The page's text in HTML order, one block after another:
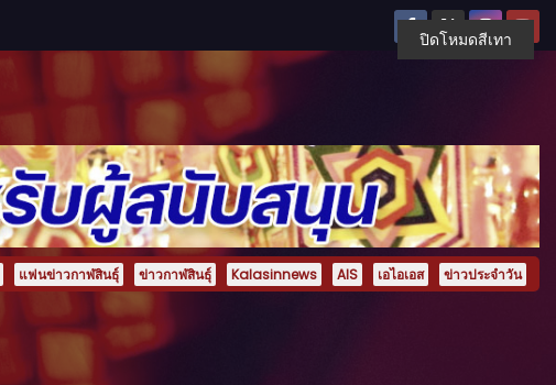
แฟนข่าวกาฬสินธุ์ ข่าวกาฬสินธุ์ Kalasinnews AIS เอไอเอส ข่าวประจำวัน
ปิดโหมดสีเทา